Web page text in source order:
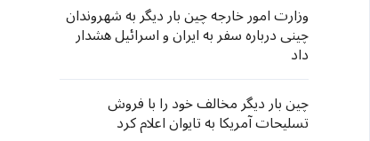
وزارت امور خارجه چین بار دیگر به شهروندان
چینی درباره سفر به ایران و اسرائیل هشدار
داد
چین بار دیگر مخالف خود را با فروش
تسلیحات آمریکا به تایوان اعلام کرد